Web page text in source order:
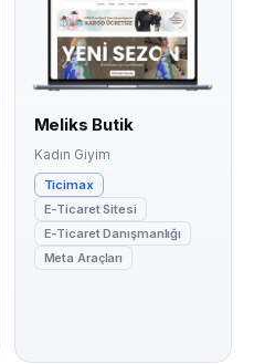
Meliks Butik
Kadın Giyim
Ticimax
E-Ticaret Sitesi
E-Ticaret Danışmanlığı
Meta Araçları